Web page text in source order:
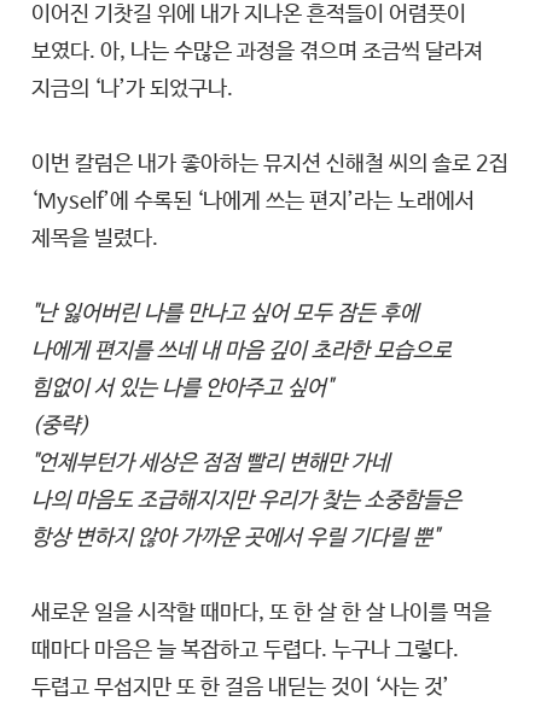
이어진 기찻길 위에 내가 지나온 흔적들이 어렴풋이
보였다. 아, 나는 수많은 과정을 겪으며 조금씩 달라져
지금의 ‘나’가 되었구나.
이번 칼럼은 내가 좋아하는 뮤지션 신해철 씨의 솔로 2집
‘Myself’에 수록된 ‘나에게 쓰는 편지’라는 노래에서
제목을 빌렸다.
"난 잃어버린 나를 만나고 싶어 모두 잠든 후에
나에게 편지를 쓰네 내 마음 깊이 초라한 모습으로
힘없이 서 있는 나를 안아주고 싶어"
(중략)
"언제부턴가 세상은 점점 빨리 변해만 가네
나의 마음도 조급해지지만 우리가 찾는 소중함들은
항상 변하지 않아 가까운 곳에서 우릴 기다릴 뿐"
새로운 일을 시작할 때마다, 또 한 살 한 살 나이를 먹을
때마다 마음은 늘 복잡하고 두렵다. 누구나 그렇다.
두렵고 무섭지만 또 한 걸음 내딛는 것이 ‘사는 것’